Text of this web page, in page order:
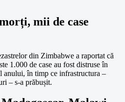
mii de case
din Zimbabwe a raportat că
1.000 de case au fost distruse în
anului, în timp ce infrastructura –
– s-a prăbușit.